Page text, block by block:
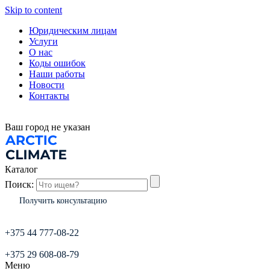
Skip to content
Юридическим лицам
Услуги
О нас
Коды ошибок
Наши работы
Новости
Контакты
Ваш город не указан
Каталог
Поиск:
Получить консультацию
+375 44 777-08-22
+375 29 608-08-79
Меню